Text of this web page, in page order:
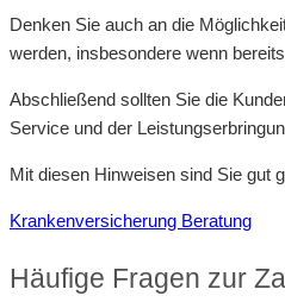
Denken Sie auch an die
werden, insbesondere wenn
Abschließend sollten Sie die
Service und der
Mit diesen Hinweisen sind Sie gut
Krankenversicherung Beratung
Häufige Fragen zur